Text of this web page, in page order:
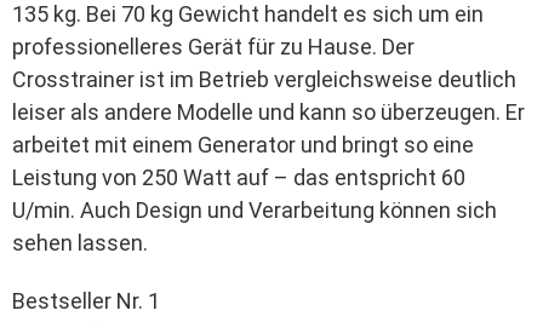
135 kg. Bei 70 kg Gewicht handelt es sich um ein
professionelleres Gerät für zu Hause. Der
Crosstrainer ist im Betrieb vergleichsweise deutlich
leiser als andere Modelle und kann so überzeugen. Er
arbeitet mit einem Generator und bringt so eine
Leistung von 250 Watt auf – das entspricht 60
U/min. Auch Design und Verarbeitung können sich
sehen lassen.
Bestseller Nr. 1